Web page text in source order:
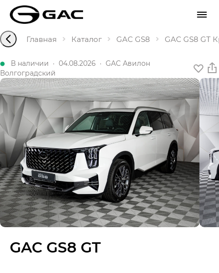
Главная Каталог GAC GS8 GAC GS8 GT
В наличии · 04.08.2026 · GAC Авилон
Волгоградский
GAC GS8 GT